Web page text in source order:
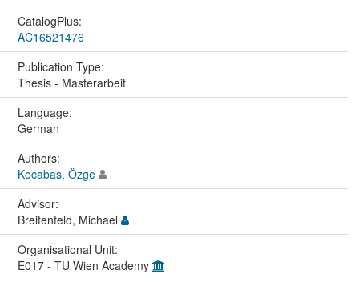
CatalogPlus:
AC16521476
Publication Type:
Thesis - Masterarbeit
Language:
German
Authors:
Kocabas, Özge
Advisor:
Breitenfeld, Michael
Organisational Unit:
E017 - TU Wien Academy